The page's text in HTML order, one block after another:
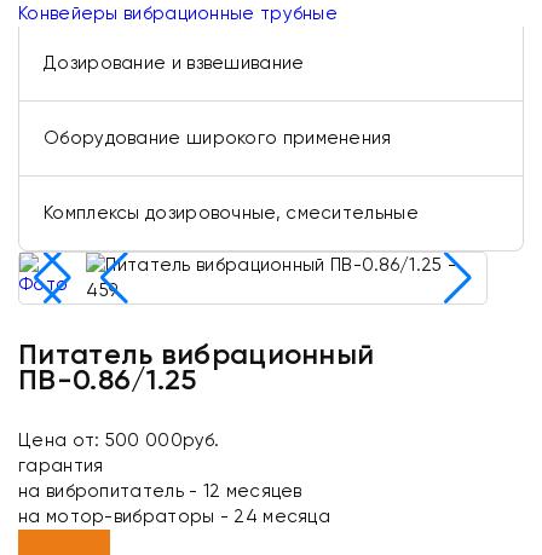
Конвейеры вибрационные трубные
Дозирование и взвешивание
Оборудование широкого применения
Комплексы дозировочные, смесительные
Питатель вибрационный
ПВ-0.86/1.25
Цена от: 500 000руб.
гарантия
на вибропитатель - 12 месяцев
на мотор-вибраторы - 24 месяца